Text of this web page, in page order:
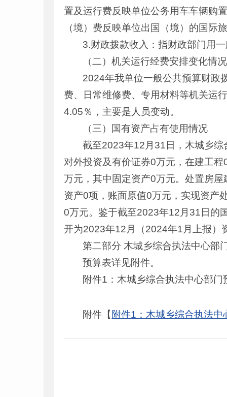
置及运行费反映单位公务用车车辆购
（境）费反映单位出国（境）的国际
3.财政拨款收入：指财政部门用
（二）机关运行经费安排变化情
2024年我单位一般公共预算财政
费、日常维修费、专用材料等机关运
4.05％，主要是人员变动。
（三）国有资产占有使用情况
截至2023年12月31日，木城乡
对外投资及有价证券0万元，在建工
万元，其中固定资产0万元。处置房
资产0项，账面原值0万元，实现资产
0万元。鉴于截至2023年12月31日的
开为2023年12月（2024年1月上报）
第二部分 木城乡综合执法中心部
预算表详见附件。
附件1：木城乡综合执法中心部
附件【 附件1：木城乡综合执法